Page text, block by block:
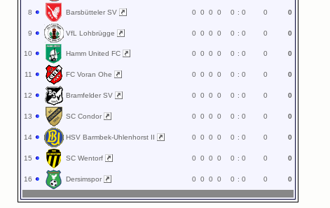
8 Barsbütteler SV 0 0 0 0 0 : 0 0 0
9 VfL Lohbrügge 0 0 0 0 0 : 0 0 0
10 Hamm United FC 0 0 0 0 0 : 0 0 0
11 FC Voran Ohe 0 0 0 0 0 : 0 0 0
12 Bramfelder SV 0 0 0 0 0 : 0 0 0
13 SC Condor 0 0 0 0 0 : 0 0 0
14 HSV Barmbek-Uhlenhorst II 0 0 0 0 0 : 0 0 0
15 SC Wentorf 0 0 0 0 0 : 0 0 0
16 Dersimspor 0 0 0 0 0 : 0 0 0